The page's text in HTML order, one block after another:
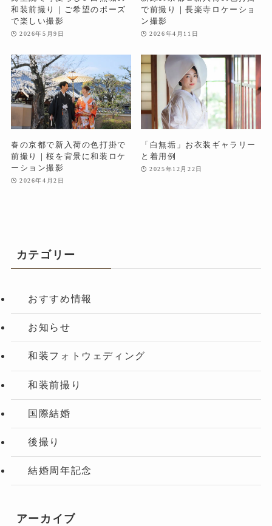
和装前撮り｜ご希望のポーズ
で楽しい撮影
2026年5月9日
で前撮り｜長楽寺ロケーショ
ン撮影
2026年4月11日
春の京都で新入荷の色打掛で
前撮り｜桜を背景に和装ロケ
ーション撮影
2026年4月2日
「白無垢」お衣装ギャラリー
と着用例
2025年12月22日
カテゴリー
おすすめ情報
お知らせ
和装フォトウェディング
和装前撮り
国際結婚
後撮り
結婚周年記念
アーカイブ